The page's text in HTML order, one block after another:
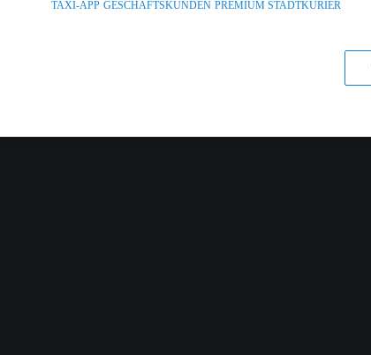
TAXI-APP GESCHÄFTSKUNDEN PREMIUM STADTKURIER